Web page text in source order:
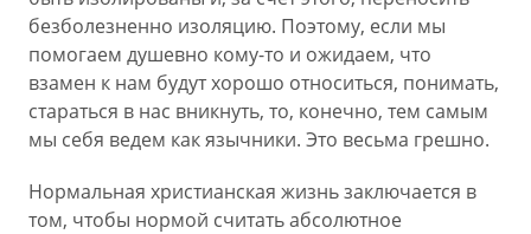
безболезненно изоляцию. Поэтому, если мы
помогаем душевно кому-то и ожидаем, что
взамен к нам будут хорошо относиться, понимать,
стараться в нас вникнуть, то, конечно, тем самым
мы себя ведем как язычники. Это весьма грешно.
Нормальная христианская жизнь заключается в
том, чтобы нормой считать абсолютное